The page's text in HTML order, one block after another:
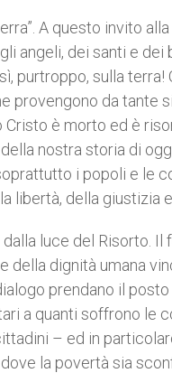
A questo invito
angeli, dei santi e
purtroppo, sulla terra!
provengono da tante
è morto ed è
nostra storia di
i popoli e le
libertà, della giustizia
luce del Risorto.
della dignità umana
prendano il
a quanti soffrono le
– ed in
la povertà sia